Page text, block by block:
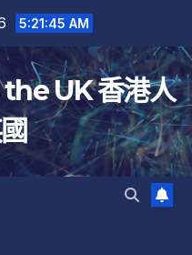
5:21:46 AM
UK 香港人